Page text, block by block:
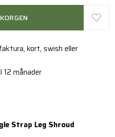
kort, swish eller
månader
Strap Leg Shroud